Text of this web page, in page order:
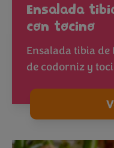
Ensalada
con tocino
Ensalada tibia de
de codorniz y